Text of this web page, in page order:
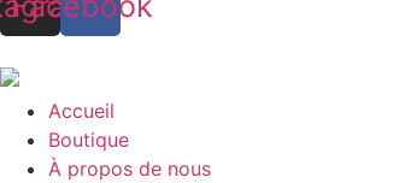
Accueil
Boutique
À propos de nous